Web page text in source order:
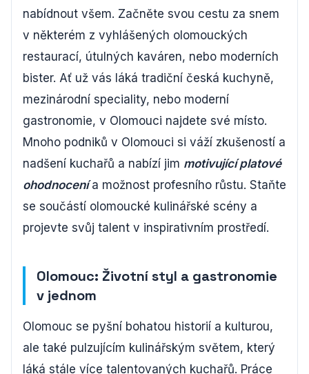
nabídnout všem. Začněte svou cestu za snem
v některém z vyhlášených olomouckých
restaurací, útulných kaváren, nebo moderních
bister. Ať už vás láká tradiční česká kuchyně,
mezinárodní speciality, nebo moderní
gastronomie, v Olomouci najdete své místo.
Mnoho podniků v Olomouci si váží zkušeností a
nadšení kuchařů a nabízí jim motivující platové
ohodnocenía možnost profesního růstu. Staňte
se součástí olomoucké kulinářské scény a
projevte svůj talent v inspirativním prostředí.
Olomouc: Životní styl a gastronomie
v jednom
Olomouc se pyšní bohatou historií a kulturou,
ale také pulzujícím kulinářským světem, který
láká stále více talentovaných kuchařů. Práce